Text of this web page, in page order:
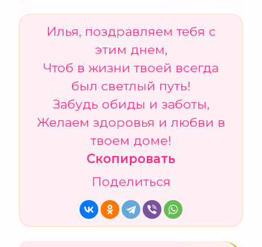
Илья, поздравляем тебя с
этим днем,
Чтоб в жизни твоей всегда
был светлый путь!
Забудь обиды и заботы,
Желаем здоровья и любви в
твоем доме!
Скопировать
Поделиться